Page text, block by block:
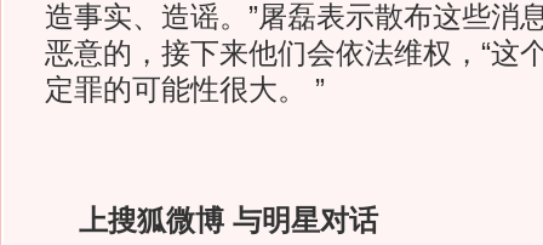
造事实、造谣。”屠磊表示散布这些消
恶意的，接下来他们会依法维权，“这
定罪的可能性很大。 ”
上搜狐微博 与明星对话